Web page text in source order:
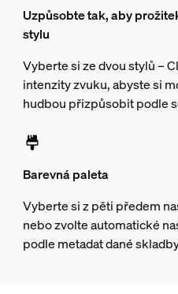
Uzpůsobte tak, aby
stylu
Vyberte si ze dvou stylů –
intenzity zvuku, abyste si
hudbou přizpůsobit podle
Barevná paleta
Vyberte si z pěti předem
nebo zvolte automatické
podle metadat dané